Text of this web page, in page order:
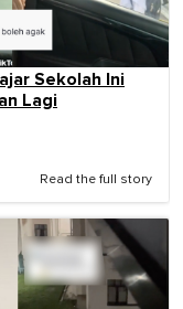
Sekolah Ini
Lagi
Read the full story